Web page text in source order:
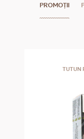
PROMOȚII
TUTUN